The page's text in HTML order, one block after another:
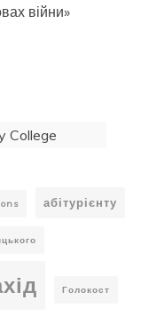
війни»
College
абітурієнту
Голокост